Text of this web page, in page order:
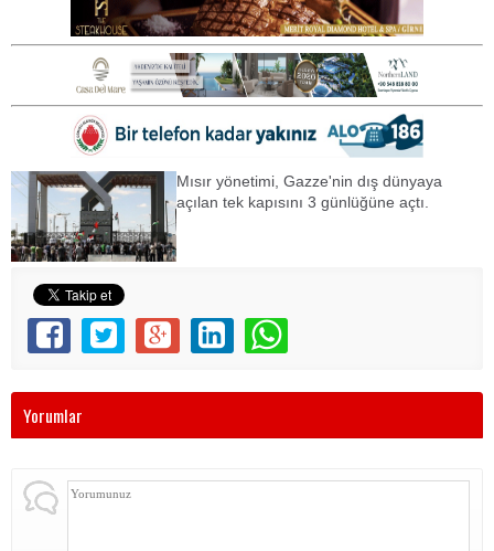
Mısır yönetimi, Gazze'nin dış dünyaya
açılan tek kapısını 3 günlüğüne açtı.
Yorumlar